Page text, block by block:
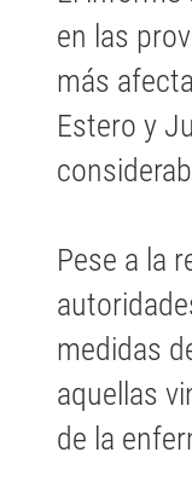
en las
más
Estero y
Pese a la
medidas
aquellas
de la